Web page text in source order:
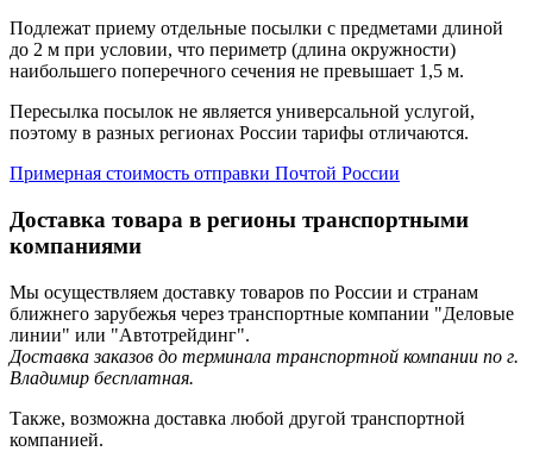
Подлежат приему отдельные посылки с предметами длиной
до 2 м при условии, что периметр (длина окружности)
наибольшего поперечного сечения не превышает 1,5 м.
Пересылка посылок не является универсальной услугой,
поэтому в разных регионах России тарифы отличаются.
Примерная стоимость отправки Почтой России
Доставка товара в регионы транспортными
компаниями
Мы осуществляем доставку товаров по России и странам
ближнего зарубежья через транспортные компании "Деловые
линии" или "Автотрейдинг".
Доставка заказов до терминала транспортной компании по г.
Владимир бесплатная.
Также, возможна доставка любой другой транспортной
компанией.